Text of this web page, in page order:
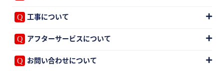
工事について
アフターサービスについて
お問い合わせについて